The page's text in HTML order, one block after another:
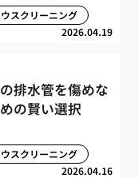
2026.04.19
スクリーニング
排水管を傷めな
の賢い選択
2026.04.16
スクリーニング